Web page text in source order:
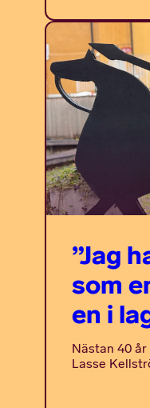
”Jag
som
en i
Nästan 40
Lasse